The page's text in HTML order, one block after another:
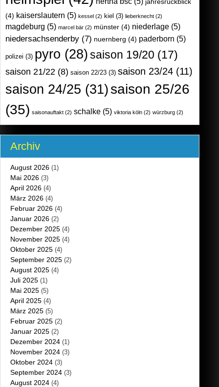
(4) kaiserslautern (5) kessel (2) kiel (3) lieberknecht (2)
magdeburg (5) marcel bär (2) münster (4) niederlage (5)
niedersachsenderby (7) nuernberg (4) paderborn (5)
polizei (3) pyro (28)saison 19/20 (17)
saison 21/22 (8) saison 22/23 (3) saison 23/24 (11)
saison 24/25 (31)saison 25/26
(35) saisonauftakt (2) schalke (5) viktoria köln (2) würzburg (2)
Archiv
August 2026 (1)
Mai 2026 (3)
April 2026 (4)
März 2026 (4)
Februar 2026 (4)
Januar 2026 (2)
Dezember 2025 (4)
November 2025 (4)
Oktober 2025 (4)
September 2025 (2)
August 2025 (4)
Juli 2025 (1)
Mai 2025 (5)
April 2025 (4)
März 2025 (5)
Februar 2025 (2)
Januar 2025 (2)
Dezember 2024 (1)
November 2024 (3)
Oktober 2024 (3)
September 2024 (3)
August 2024 (4)